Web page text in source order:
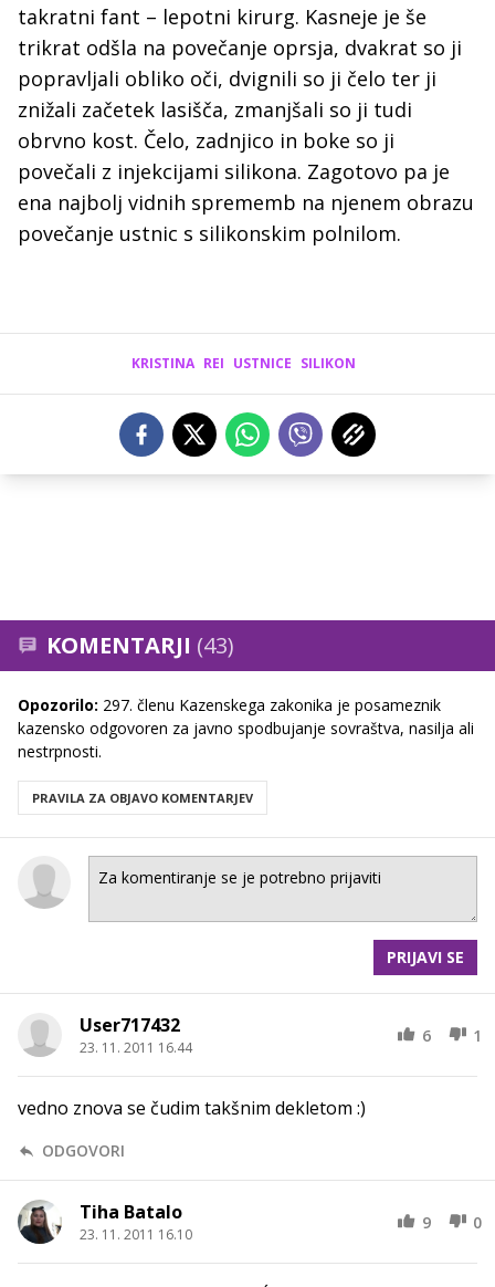
takratni fant – lepotni kirurg. Kasneje je še
trikrat odšla na povečanje oprsja, dvakrat so ji
popravljali obliko oči, dvignili so ji čelo ter ji
znižali začetek lasišča, zmanjšali so ji tudi
obrvno kost. Čelo, zadnjico in boke so ji
povečali z injekcijami silikona. Zagotovo pa je
ena najbolj vidnih sprememb na njenem obrazu
povečanje ustnic s silikonskim polnilom.
KRISTINA REI USTNICE SILIKON
KOMENTARJI (43)
Opozorilo: 297. členu Kazenskega zakonika je posameznik
kazensko odgovoren za javno spodbujanje sovraštva, nasilja ali
nestrpnosti.
PRAVILA ZA OBJAVO KOMENTARJEV
PRIJAVI SE
User717432
23. 11. 2011 16.44
6 1
vedno znova se čudim takšnim dekletom :)
ODGOVORI
Tiha Batalo
23. 11. 2011 16.10
9 0